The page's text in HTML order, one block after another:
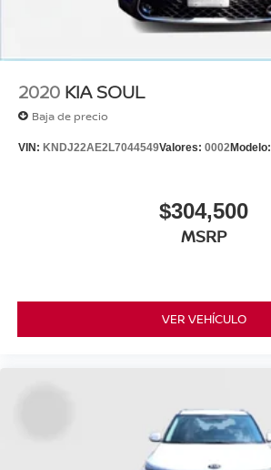
2020 KIA SOUL
Baja de precio
VIN: KNDJ22AE2L7044549Valores: 0002Modelo:
$304,500
MSRP
VER VEHÍCULO